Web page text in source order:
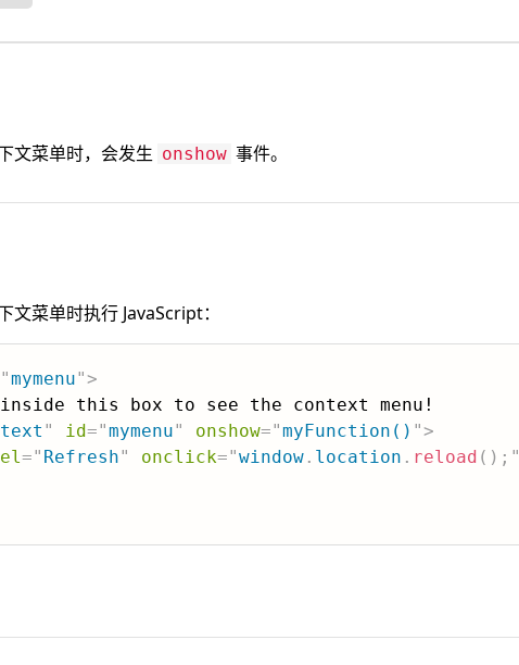
文菜单时，会发生 onshow 事件。
文菜单时执行 JavaScript：
"mymenu">
this box to see the context menu!
" id="mymenu" onshow="myFunction() ">
=" Refresh" onclick="window . location . reload ( ) ; "